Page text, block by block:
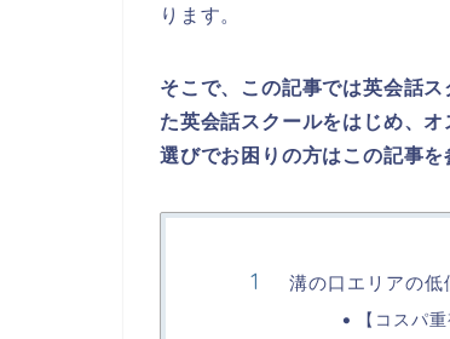
ります。
そこで、この記事では英会話
た英会話スクールをはじめ、
選びでお困りの方はこの記事を
溝の口エリアの低
【コスパ